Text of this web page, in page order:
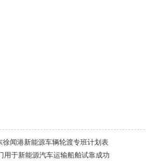
闻港新能源车辆轮渡专班计划表
用于新能源汽车运输船舶试靠成功